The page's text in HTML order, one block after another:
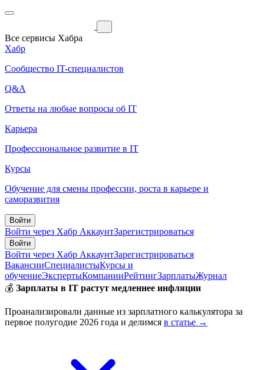
Все сервисы Хабра
Хабр
Сообщество IT-специалистов
Q&A
Ответы на любые вопросы об IT
Карьера
Профессиональное развитие в IT
Курсы
Обучение для смены профессии, роста в карьере и
саморазвития
Войти
Войти через Хабр АккаунтЗарегистрироваться
Войти
Войти через Хабр АккаунтЗарегистрироваться
ВакансииСпециалистыКурсы и
обучениеЭкспертыКомпанииРейтингЗарплатыЖурнал
💰 Зарплаты в IT растут медленнее инфляции
Проанализировали данные из зарплатного калькулятора за
первое полугодие 2026 года и делимся в статье →